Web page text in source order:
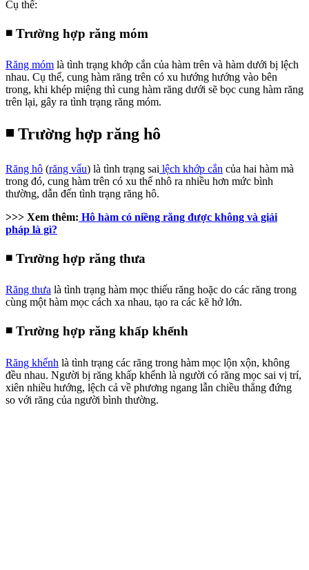
Cụ thể:
◾ Trường hợp răng móm
Răng móm là tình trạng khớp cắn của hàm trên và hàm dưới bị lệch
nhau. Cụ thể, cung hàm răng trên có xu hướng hướng vào bên
trong, khi khép miệng thì cung hàm răng dưới sẽ bọc cung hàm răng
trên lại, gây ra tình trạng răng móm.
◾ Trường hợp răng hô
Răng hô (răng vẩu) là tình trạng sai lệch khớp cắn của hai hàm mà
trong đó, cung hàm trên có xu thế nhô ra nhiều hơn mức bình
thường, dẫn đến tình trạng răng hô.
>>> Xem thêm: Hô hàm có niềng răng được không và giải
pháp là gì?
◾ Trường hợp răng thưa
Răng thưa là tình trạng hàm mọc thiếu răng hoặc do các răng trong
cùng một hàm mọc cách xa nhau, tạo ra các kẽ hở lớn.
◾ Trường hợp răng khấp khểnh
Răng khểnh là tình trạng các răng trong hàm mọc lộn xộn, không
đều nhau. Người bị răng khấp khểnh là người có răng mọc sai vị trí,
xiên nhiều hướng, lệch cả về phương ngang lẫn chiều thẳng đứng
so với răng của người bình thường.